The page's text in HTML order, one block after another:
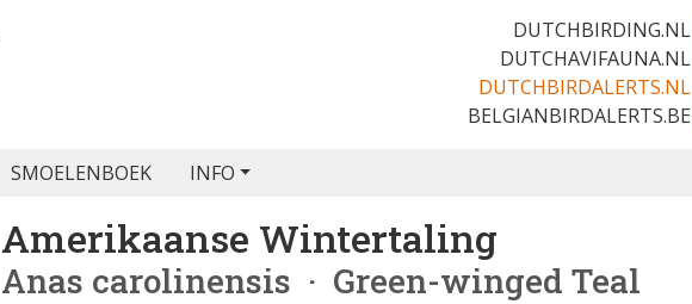
DUTCHBIRDING.NL
DUTCHAVIFAUNA.NL
DUTCHBIRDALERTS.NL
BELGIANBIRDALERTS.BE
SMOELENBOEK INFO
Amerikaanse Wintertaling
Anas carolinensis · Green-winged Teal